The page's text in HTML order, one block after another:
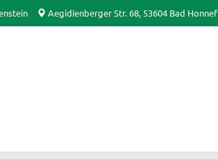
Aegidienberger Str. 68, 53604 Bad Honnef